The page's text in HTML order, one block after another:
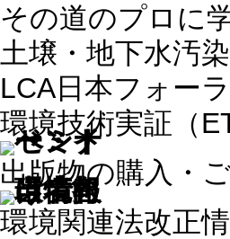
その道のプロに
土壌・地下水汚
LCA日本フォー
環境技術実証（
出版物の購入・
環境関連法改正